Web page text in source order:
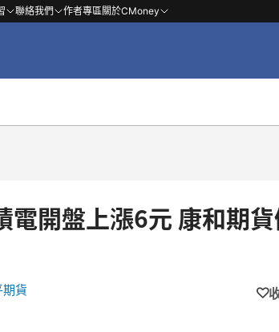
聯絡我們 作者專區關於CMoney
漲6元 康和期貨佩
期貨